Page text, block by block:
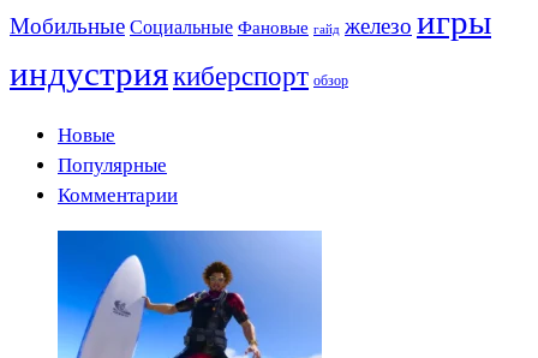
Мобильные Социальные Фановые гайд железо игры
индустриякиберспорт обзор
Новые
Популярные
Комментарии